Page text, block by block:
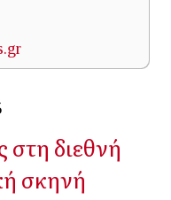
διεθνή
σκηνή